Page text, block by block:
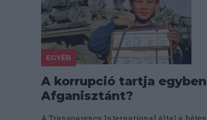
EGYÉB
A korrupció tartja egyben
Afganisztánt?
A Transparency International által a héten